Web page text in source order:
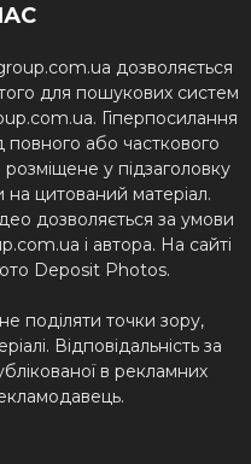
дозволяється
для пошукових систем
Гіперпосилання
або часткового
у підзаголовку
цитований матеріал.
дозволяється за умови
і автора. На сайті
Deposit Photos.
поділяти точки зору,
Відповідальність за
в рекламних